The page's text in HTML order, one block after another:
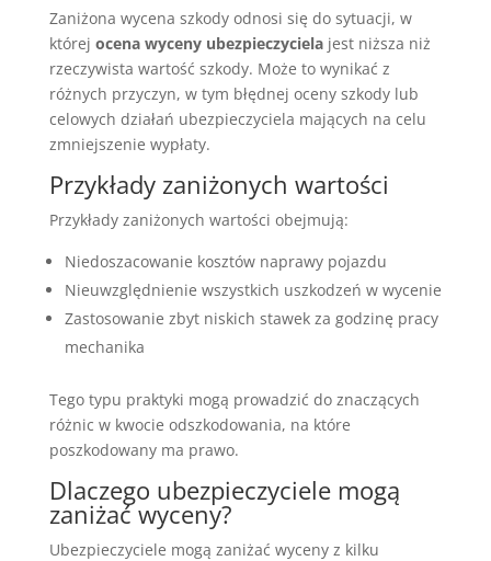
Zaniżona wycena szkody odnosi się do sytuacji, w
której ocena wyceny ubezpieczycielajest niższa niż
rzeczywista wartość szkody. Może to wynikać z
różnych przyczyn, w tym błędnej oceny szkody lub
celowych działań ubezpieczyciela mających na celu
zmniejszenie wypłaty.
Przykłady zaniżonych wartości
Przykłady zaniżonych wartości obejmują:
Niedoszacowanie kosztów naprawy pojazdu
Nieuwzględnienie wszystkich uszkodzeń w wycenie
Zastosowanie zbyt niskich stawek za godzinę pracy
mechanika
Tego typu praktyki mogą prowadzić do znaczących
różnic w kwocie odszkodowania, na które
poszkodowany ma prawo.
Dlaczego ubezpieczyciele mogą
zaniżać wyceny?
Ubezpieczyciele mogą zaniżać wyceny z kilku